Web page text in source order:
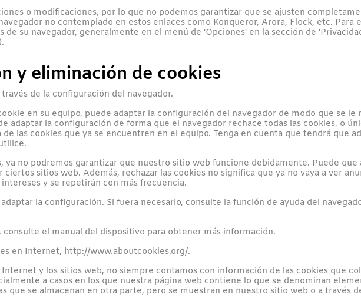
o modificaciones, por lo que no podemos garantizar que se ajusten
no contemplado en estos enlaces como Konqueror, Arora, Flock, etc. Para
su navegador, generalmente en el menú de 'Opciones' en la sección de
y eliminación de cookies
de la configuración del navegador.
en su equipo, puede adaptar la configuración del navegador de modo que se
adaptar la configuración de forma que el navegador rechace todas las cookies, o
las cookies que ya se encuentren en el equipo. Tenga en cuenta que tendrá que
ya no podremos garantizar que nuestro sitio web funcione debidamente. Puede que
sitios web. Además, rechazar las cookies no significa que ya no vaya a ver
y se repetirán con más frecuencia.
la configuración. Si fuera necesario, consulte la función de ayuda del
el manual del dispositivo para obtener más información.
en Internet, http://www.aboutcookies.org/.
y los sitios web, no siempre contamos con información de las cookies que
a casos en los que nuestra página web contiene lo que se denominan
que se almacenan en otra parte, pero se muestran en nuestro sitio web o a través